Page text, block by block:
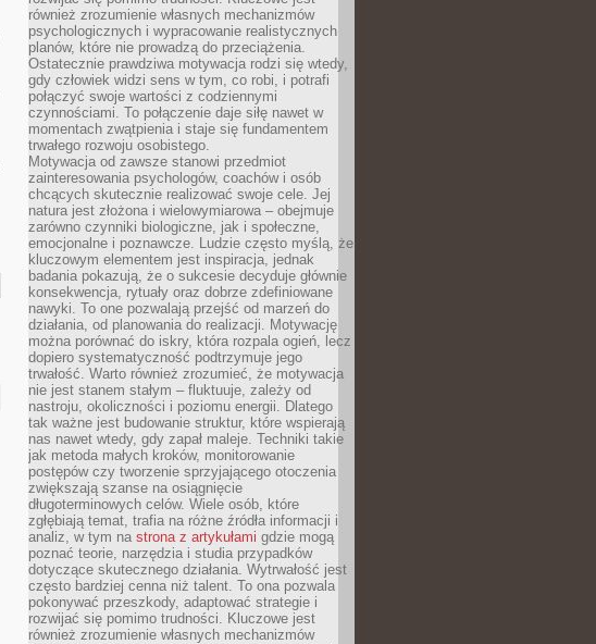
również zrozumienie własnych mechanizmów
psychologicznych i wypracowanie realistycznych
planów, które nie prowadzą do przeciążenia.
Ostatecznie prawdziwa motywacja rodzi się wtedy,
gdy człowiek widzi sens w tym, co robi, i potrafi
połączyć swoje wartości z codziennymi
czynnościami. To połączenie daje siłę nawet w
momentach zwątpienia i staje się fundamentem
trwałego rozwoju osobistego.
Motywacja od zawsze stanowi przedmiot
zainteresowania psychologów, coachów i osób
chcących skutecznie realizować swoje cele. Jej
natura jest złożona i wielowymiarowa – obejmuje
zarówno czynniki biologiczne, jak i społeczne,
emocjonalne i poznawcze. Ludzie często myślą, że
kluczowym elementem jest inspiracja, jednak
badania pokazują, że o sukcesie decyduje głównie
konsekwencja, rytuały oraz dobrze zdefiniowane
nawyki. To one pozwalają przejść od marzeń do
działania, od planowania do realizacji. Motywację
można porównać do iskry, która rozpala ogień, lecz
dopiero systematyczność podtrzymuje jego
trwałość. Warto również zrozumieć, że motywacja
nie jest stanem stałym – fluktuuje, zależy od
nastroju, okoliczności i poziomu energii. Dlatego
tak ważne jest budowanie struktur, które wspierają
nas nawet wtedy, gdy zapał maleje. Techniki takie
jak metoda małych kroków, monitorowanie
postępów czy tworzenie sprzyjającego otoczenia
zwiększają szanse na osiągnięcie
długoterminowych celów. Wiele osób, które
zgłębiają temat, trafia na różne źródła informacji i
analiz, w tym na strona z artykułami gdzie mogą
poznać teorie, narzędzia i studia przypadków
dotyczące skutecznego działania. Wytrwałość jest
często bardziej cenna niż talent. To ona pozwala
pokonywać przeszkody, adaptować strategie i
rozwijać się pomimo trudności. Kluczowe jest
również zrozumienie własnych mechanizmów